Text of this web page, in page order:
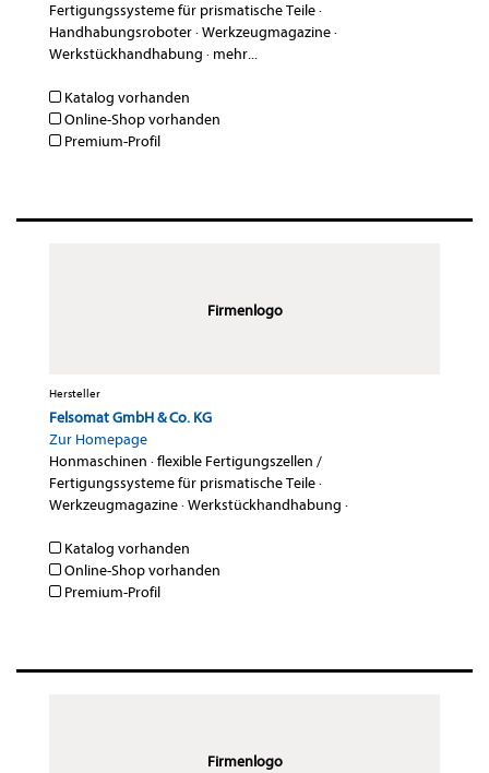
Fertigungssysteme für prismatische Teile·
Handhabungsroboter·Werkzeugmagazine·
Werkstückhandhabung · mehr...
Katalog vorhanden
Online-Shop vorhanden
Premium-Profil
Firmenlogo
Hersteller
Felsomat GmbH & Co. KG
Zur Homepage
Honmaschinen ·flexible Fertigungszellen /
Fertigungssysteme für prismatische Teile·
Werkzeugmagazine·Werkstückhandhabung ·
Katalog vorhanden
Online-Shop vorhanden
Premium-Profil
Firmenlogo